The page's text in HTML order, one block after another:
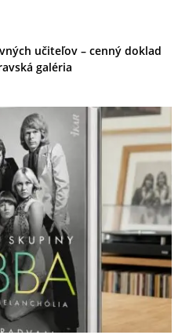
učiteľov – cenný doklad
galéria